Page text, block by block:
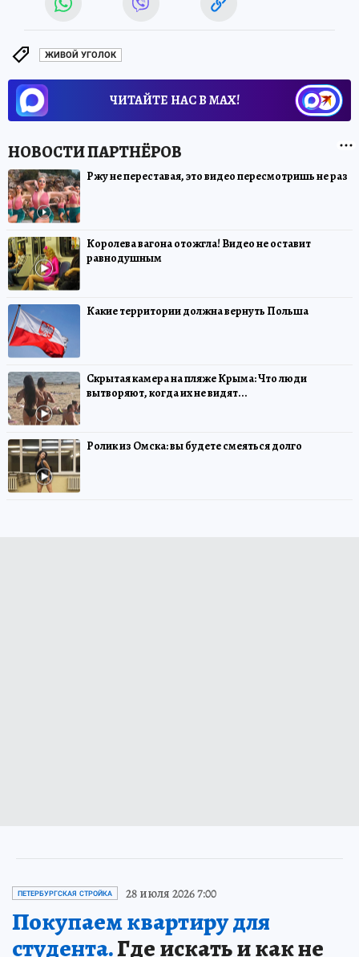
ЖИВОЙ УГОЛОК
ЧИТАЙТЕ НАС В МАХ!
Ржу не переставая, это видео пересмотришь не раз
Королева вагона отожгла! Видео не оставит
равнодушным
Какие территории должна вернуть Польша
Скрытая камера на пляже Крыма: Что люди
вытворяют, когда их не видят...
Ролик из Омска: вы будете смеяться долго
ПЕТЕРБУРГСКАЯ СТРОЙКА 28 июля 2026 7:00
Покупаем квартиру для
студента.Где искать и как не